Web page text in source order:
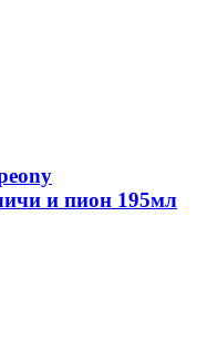
и пион 195мл